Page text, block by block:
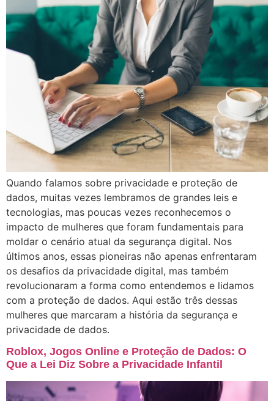
Quando falamos sobre privacidade e proteção de
dados, muitas vezes lembramos de grandes leis e
tecnologias, mas poucas vezes reconhecemos o
impacto de mulheres que foram fundamentais para
moldar o cenário atual da segurança digital. Nos
últimos anos, essas pioneiras não apenas enfrentaram
os desafios da privacidade digital, mas também
revolucionaram a forma como entendemos e lidamos
com a proteção de dados. Aqui estão três dessas
mulheres que marcaram a história da segurança e
privacidade de dados.
Roblox, Jogos Online e Proteção de Dados: O
Que a Lei Diz Sobre a Privacidade Infantil